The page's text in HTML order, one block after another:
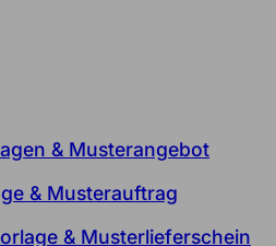
& Musterangebot
& Musterauftrag
& Musterlieferschein